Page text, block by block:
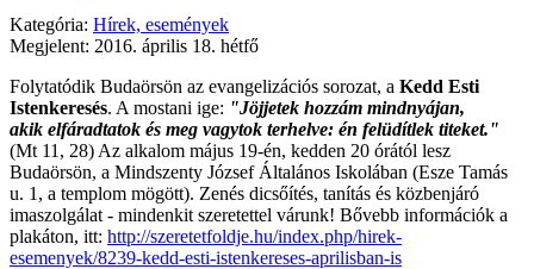
Kategória: Hírek, események
Megjelent: 2016. április 18. hétfő
Folytatódik Budaörsön az evangelizációs sorozat, a Kedd Esti
Istenkeresés. A mostani ige: "Jöjjetek hozzám mindnyájan,
akik elfáradtatok és meg vagytok terhelve: én felüdítlek titeket."
(Mt 11, 28) Az alkalom május 19-én, kedden 20 órától lesz
Budaörsön, a Mindszenty József Általános Iskolában (Esze Tamás
u. 1, a templom mögött). Zenés dicsőítés, tanítás és közbenjáró
imaszolgálat - mindenkit szeretettel várunk! Bővebb információk a
plakáton, itt: http://szeretetfoldje.hu/index.php/hirek-
esemenyek/8239-kedd-esti-istenkereses-aprilisban-is